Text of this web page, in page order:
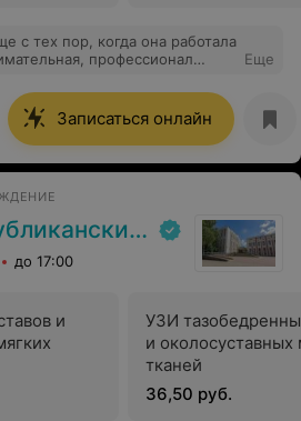
с тех пор, когда она работала
профессионал
функциональному
и маме делаем только у
профессионально. Сразу
месте!
Еще
Записаться онлайн
медицинской экспертизы и реабилитаци»
до 17:00
и
УЗИ
и околосуставных
тканей
36,50 руб.